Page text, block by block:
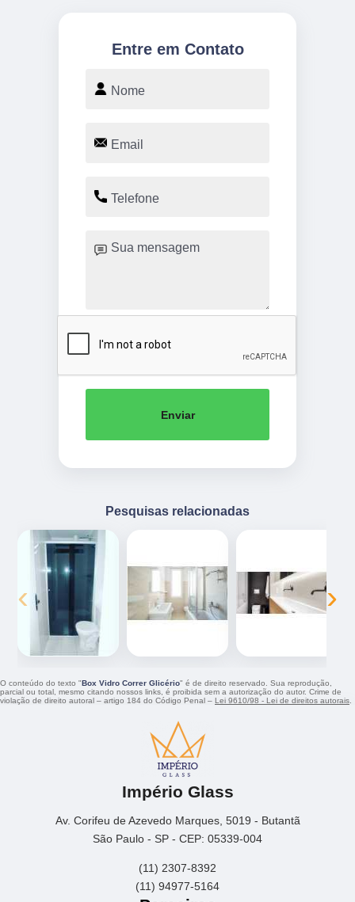
Entre em Contato
Enviar
Pesquisas relacionadas
‹ ›
O conteúdo do texto "Box Vidro Correr Glicério" é de direito reservado. Sua reprodução,
parcial ou total, mesmo citando nossos links, é proibida sem a autorização do autor. Crime de
violação de direito autoral – artigo 184 do Código Penal – Lei 9610/98 - Lei de direitos autorais
Império Glass
Av. Corifeu de Azevedo Marques, 5019 - Butantã
São Paulo - SP - CEP: 05339-004
(11) 2307-8392
(11) 94977-5164